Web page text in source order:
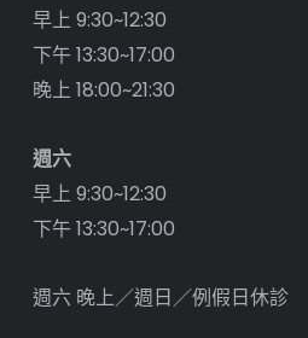
早上 9:30~12:30
下午 13:30~17:00
晚上 18:00~21:30
週六
早上 9:30~12:30
下午 13:30~17:00
週六 晚上／週日／例假日休診